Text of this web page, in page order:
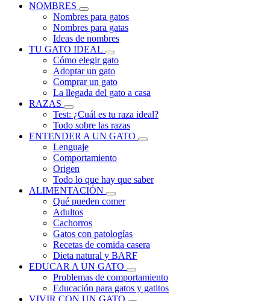
NOMBRES
Nombres para gatos
Nombres para gatas
Ideas de nombres
TU GATO IDEAL
Cómo elegir gato
Adoptar un gato
Comprar un gato
La llegada del gato a casa
RAZAS
Test: ¿Cuál es tu raza ideal?
Todo sobre las razas
ENTENDER A UN GATO
Lenguaje
Comportamiento
Origen
Todo lo que hay que saber
ALIMENTACIÓN
Qué pueden comer
Adultos
Cachorros
Gatos con patologías
Recetas de comida casera
Dieta natural y BARF
EDUCAR A UN GATO
Problemas de comportamiento
Educación para gatos y gatitos
VIVIR CON UN GATO